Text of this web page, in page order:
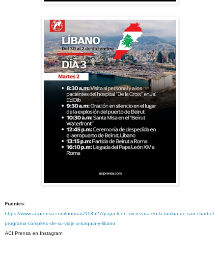
Fuentes:
https://www.aciprensa.com/noticias/118527/papa-leon-xiv-rezara-en-la-tumba-de-san-charbel-
programa-completo-de-su-viaje-a-turquia-y-libano
ACI Prensa en Instagram